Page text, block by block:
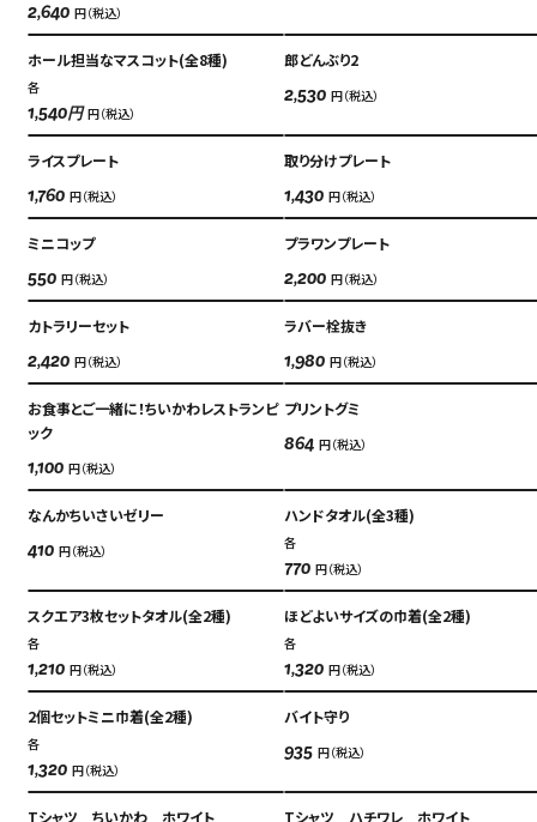
オンラインショップ
ONLINE SHOP
FAQ
アーカイブ
ARCHIVE
Language
中文（简）
中文（繁）
한국
日本語
2,640 円（税込）
ホール担当なマスコット(全8種)
各
1,540円 円（税込）
郎どんぶり2
2,530 円（税込）
ライスプレート
1,760 円（税込）
取り分けプレート
1,430 円（税込）
ミニコップ
550 円（税込）
プラワンプレート
2,200 円（税込）
カトラリーセット
2,420 円（税込）
ラバー栓抜き
1,980 円（税込）
お食事とご一緒に！ちいかわレストランピ
ック
1,100 円（税込）
プリントグミ
864 円（税込）
なんかちいさいゼリー
410 円（税込）
ハンドタオル(全3種)
各
770 円（税込）
スクエア3枚セットタオル(全2種)
各
1,210 円（税込）
ほどよいサイズの巾着(全2種)
各
1,320 円（税込）
2個セットミニ巾着(全2種)
各
1,320 円（税込）
バイト守り
935 円（税込）
Tシャツ ちいかわ ホワイト Tシャツ ハチワレ ホワイト